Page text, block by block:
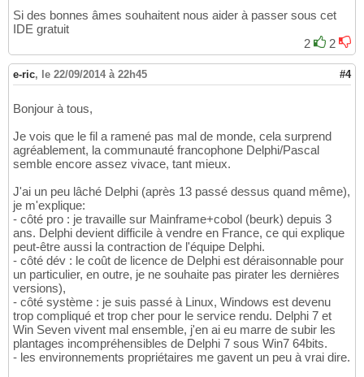
Si des bonnes âmes souhaitent nous aider à passer sous cet
IDE gratuit
2
2
e-ric, le 22/09/2014 à 22h45 #4
Bonjour à tous,
Je vois que le fil a ramené pas mal de monde, cela surprend
agréablement, la communauté francophone Delphi/Pascal
semble encore assez vivace, tant mieux.
J'ai un peu lâché Delphi (après 13 passé dessus quand même),
je m'explique:
- côté pro : je travaille sur Mainframe+cobol (beurk) depuis 3
ans. Delphi devient difficile à vendre en France, ce qui explique
peut-être aussi la contraction de l'équipe Delphi.
- côté dév : le coût de licence de Delphi est déraisonnable pour
un particulier, en outre, je ne souhaite pas pirater les dernières
versions),
- côté système : je suis passé à Linux, Windows est devenu
trop compliqué et trop cher pour le service rendu. Delphi 7 et
Win Seven vivent mal ensemble, j'en ai eu marre de subir les
plantages incompréhensibles de Delphi 7 sous Win7 64bits.
- les environnements propriétaires me gavent un peu à vrai dire.